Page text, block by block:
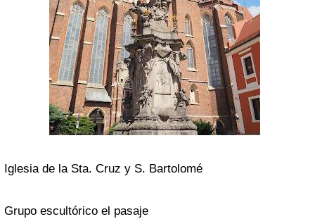
Iglesia de la Sta. Cruz y S. Bartolomé
Grupo escultórico el pasaje